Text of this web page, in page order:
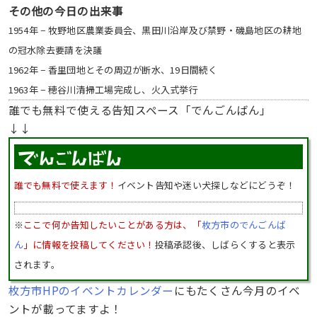
その他の今日の出来事
1954年 − 牧野地区農業委員会、黒田川沿岸及び禁野・磯島地区の耕地
の冠水除去要請を決議
1962年 − 香里団地とその周辺が断水、19日間続く
1963年 − 穂谷川清掃工場完成し、火入式挙行
誰でも無料で使える告知スペース「でんごんばん」
↓↓
誰でも無料で使えます！ イベント告知や迷い犬探しなどにどうぞ！
※ ここで何か告知したいことがある方は、「枚方市のでんごんば
ん」に情報を投稿してください！ 投稿承認後、しばらくすると表示
されます。
枚方市HPのイベントカレンダー にもたくさん今月のイベ
ントが載ってますよ！